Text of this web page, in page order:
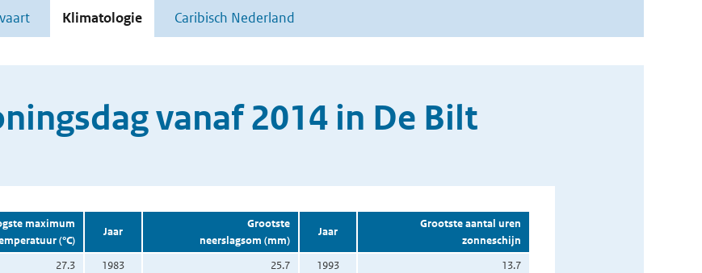
Klimatologie Caribisch Nederland
vanaf 2014 in De Bilt
maximum
(°C)
Jaar
Grootste
neerslagsom (mm)
Jaar
Grootste aantal uren
zonneschijn
27.3 1983 25.7 1993
13.7